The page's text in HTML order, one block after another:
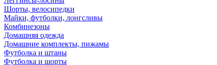
Шорты, велосипедки
Майки, футболки, лонгсливы
Комбинезоны
Домашняя одежда
Домашние комплекты, пижамы
Футболка и штаны
Футболка и шорты